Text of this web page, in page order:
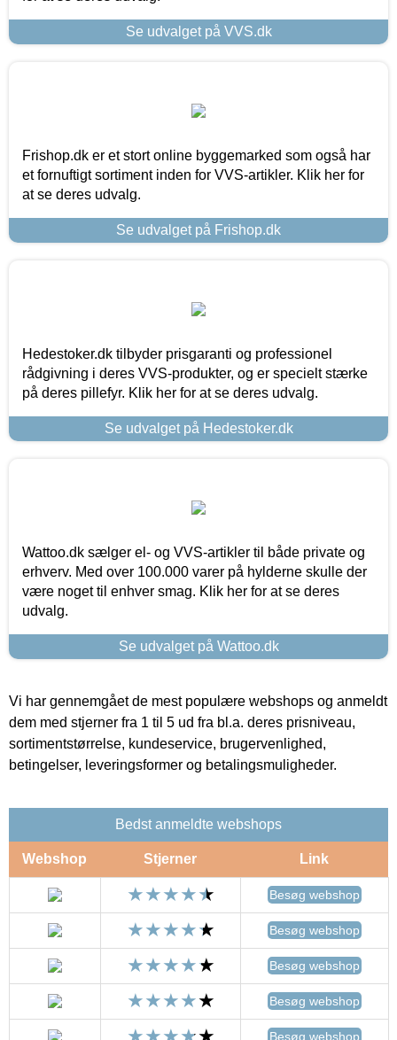
Se udvalget på VVS.dk
Frishop.dk er et stort online byggemarked som også har
et fornuftigt sortiment inden for VVS-artikler. Klik her for
at se deres udvalg.
Se udvalget på Frishop.dk
Hedestoker.dk tilbyder prisgaranti og professionel
rådgivning i deres VVS-produkter, og er specielt stærke
på deres pillefyr. Klik her for at se deres udvalg.
Se udvalget på Hedestoker.dk
Wattoo.dk sælger el- og VVS-artikler til både private og
erhverv. Med over 100.000 varer på hylderne skulle der
være noget til enhver smag. Klik her for at se deres
udvalg.
Se udvalget på Wattoo.dk
Vi har gennemgået de mest populære webshops og anmeldt
dem med stjerner fra 1 til 5 ud fra bl.a. deres prisniveau,
sortimentstørrelse, kundeservice, brugervenlighed,
betingelser, leveringsformer og betalingsmuligheder.
Bedst anmeldte webshops
Webshop Stjerner Link
Besøg webshop
Besøg webshop
Besøg webshop
Besøg webshop
Besøg webshop